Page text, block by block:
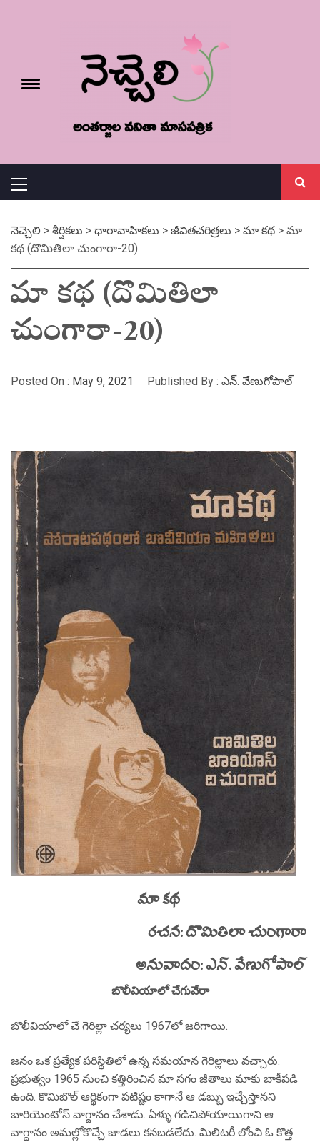
Toggle
Menu
నెచ్చెలి > శీర్షికలు > ధారావాహికలు > జీవితచరిత్రలు > మా కథ > మా
కథ (దొమితిలా చుంగారా-20)
మా కథ (దొమితిలా
చుంగారా-20)
Posted On : May 9, 2021 Published By : ఎన్. వేణుగోపాల్
మా కథ
రచన: దొమితిలా చుంగారా
అనువాదం: ఎన్. వేణుగోపాల్
బొలీవియాలో చేగువేరా
బొలీవియాలో చే గెరిల్లా చర్యలు 1967లో జరిగాయి.
జనం ఒక ప్రత్యేక పరిస్థితిలో ఉన్న సమయాన గెరిల్లాలు వచ్చారు.
ప్రభుత్వం 1965 నుంచి కత్తిరించిన మా సగం జీతాలు మాకు బాకీపడి
ఉంది. కొమిబొల్ ఆర్థికంగా పటిష్టం కాగానే ఆ డబ్బు ఇచ్చేస్తానని
బారియెంటోస్ వాగ్దానం చేశాడు. ఏళ్ళు గడిచిపోయాయిగాని ఆ
వాగ్దానం అమల్లోకొచ్చే జాడలు కనబడలేదు. మిలిటరీ లోంచి ఓ కొత్త